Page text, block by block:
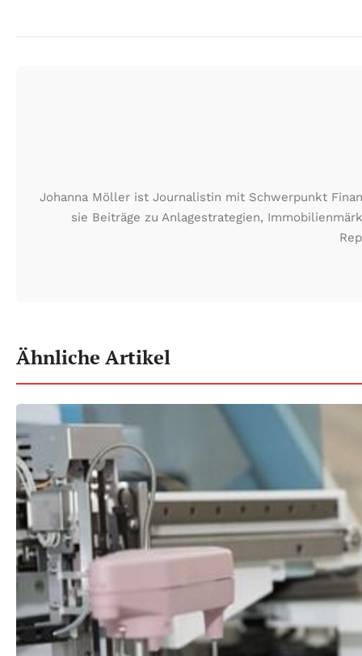
Johanna Möller ist Journalistin mit Schwerpunkt
sie Beiträge zu Anlagestrategien,
Ähnliche Artikel